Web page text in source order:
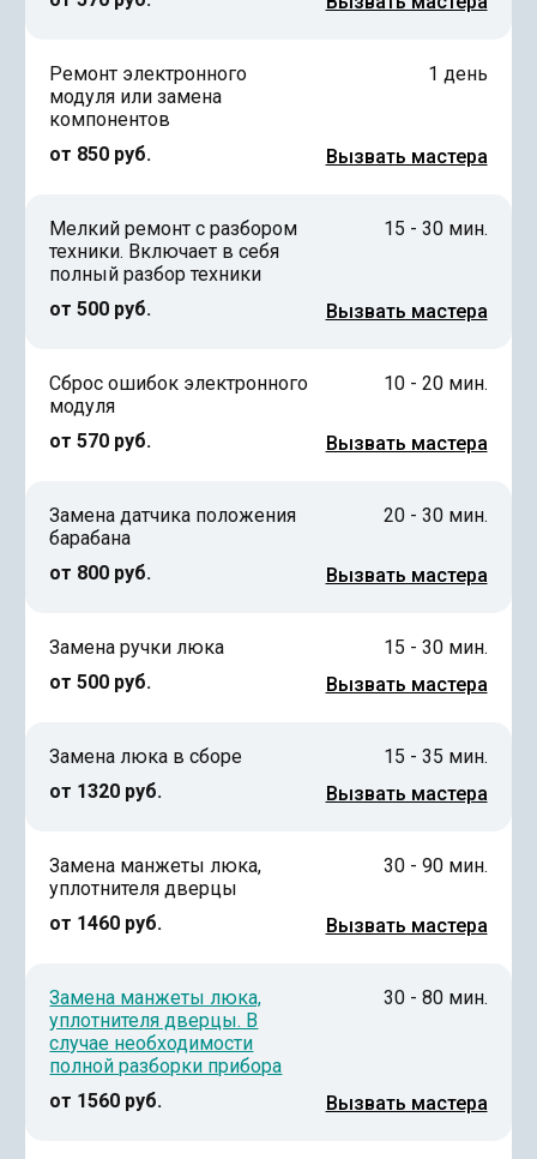
Ремонт электронного
модуля или замена
компонентов
от 850 руб.
1 день
Вызвать мастера
Мелкий ремонт с разбором
техники. Включает в себя
полный разбор техники
от 500 руб.
15 - 30 мин.
Вызвать мастера
Сброс ошибок электронного
модуля
от 570 руб.
10 - 20 мин.
Вызвать мастера
Замена датчика положения
барабана
от 800 руб.
20 - 30 мин.
Вызвать мастера
Замена ручки люка
от 500 руб.
15 - 30 мин.
Вызвать мастера
Замена люка в сборе
от 1320 руб.
15 - 35 мин.
Вызвать мастера
Замена манжеты люка,
уплотнителя дверцы
от 1460 руб.
30 - 90 мин.
Вызвать мастера
Замена манжеты люка,
уплотнителя дверцы. В
случае необходимости
полной разборки прибора
от 1560 руб.
30 - 80 мин.
Вызвать мастера